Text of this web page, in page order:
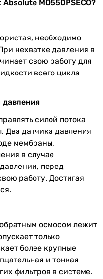
младенцам
младенцам
младенцам
младенцам
младенцам
младенцам
младенцам
младенцам
(до 3 бар)
обратного осмоса
л
MO550PSECO?
необходимо
нехватке давления в
свою работу для
всего цикла
давления
силой потока
Два датчика давления
мембраны,
в случае
перед
работу. Достигая
осмосом лежит
только
более крупные
и тонкая
фильтров в системе.